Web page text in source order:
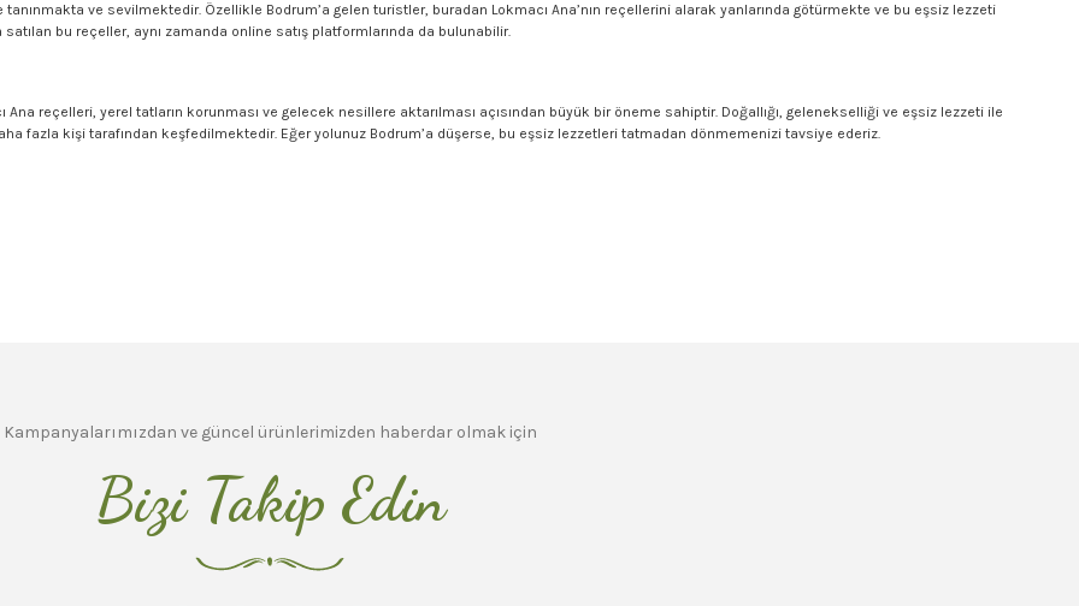
tanınmakta ve sevilmektedir. Özellikle Bodrum’a gelen turistler, buradan Lokmacı Ana’nın reçellerini alarak yanlarında götürmekte ve bu eşsiz lezzeti
bu reçeller, aynı zamanda online satış platformlarında da bulunabilir.
reçelleri, yerel tatların korunması ve gelecek nesillere aktarılması açısından büyük bir öneme sahiptir. Doğallığı, gelenekselliği ve eşsiz lezzeti ile
fazla kişi tarafından keşfedilmektedir. Eğer yolunuz Bodrum’a düşerse, bu eşsiz lezzetleri tatmadan dönmemenizi tavsiye ederiz.
Kampanyalarımızdan ve güncel ürünlerimizden haberdar olmak için
Bizi Takip Edin